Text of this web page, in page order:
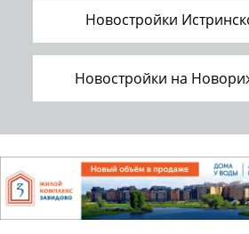
Новостройки
Новостройки на